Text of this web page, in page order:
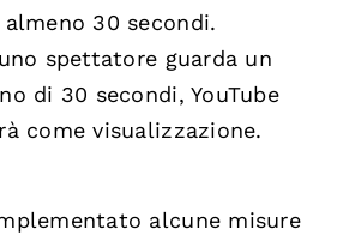
30 secondi.
spettatore guarda un
di 30 secondi, YouTube
come visualizzazione.
alcune misure